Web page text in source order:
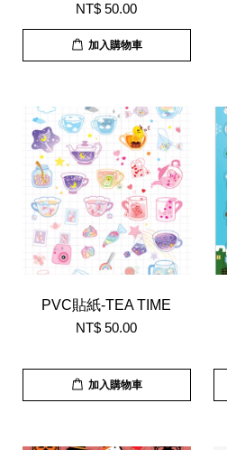
NT$ 50.00
加入購物車
PVC貼紙-TEA TIME
NT$ 50.00
加入購物車